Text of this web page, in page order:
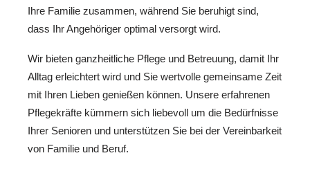
Ihre Familie zusammen, während Sie beruhigt sind,
dass Ihr Angehöriger optimal versorgt wird.
Wir bieten ganzheitliche Pflege und Betreuung, damit Ihr
Alltag erleichtert wird und Sie wertvolle gemeinsame Zeit
mit Ihren Lieben genießen können. Unsere erfahrenen
Pflegekräfte kümmern sich liebevoll um die Bedürfnisse
Ihrer Senioren und unterstützen Sie bei der Vereinbarkeit
von Familie und Beruf.